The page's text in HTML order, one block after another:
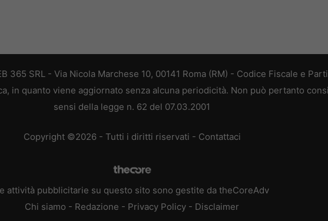
365 SRL - Via Nicola Marchese 10, 00141 Roma (RM) - Codice Fiscale e
in quanto viene aggiornato senza alcuna periodicità. Non può pertanto
sensi della legge n. 62 del 07.03.2001
Copyright ©2026 - Tutti i diritti riservati - Contattaci
attività pubblicitarie su questo sito sono gestite da theCoreAdv
Chi siamo - Redazione - Privacy Policy - Disclaimer